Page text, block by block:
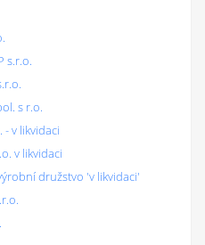
s.r.o.
s r.o.
- v likvidaci
v likvidaci
družstvo 'v likvidaci'